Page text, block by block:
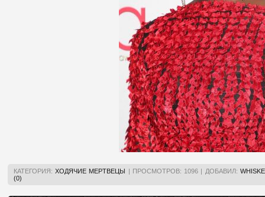
КАТЕГОРИЯ: ХОДЯЧИЕ МЕРТВЕЦЫ | ПРОСМОТРОВ: 1096 | ДОБАВИЛ:
(0)